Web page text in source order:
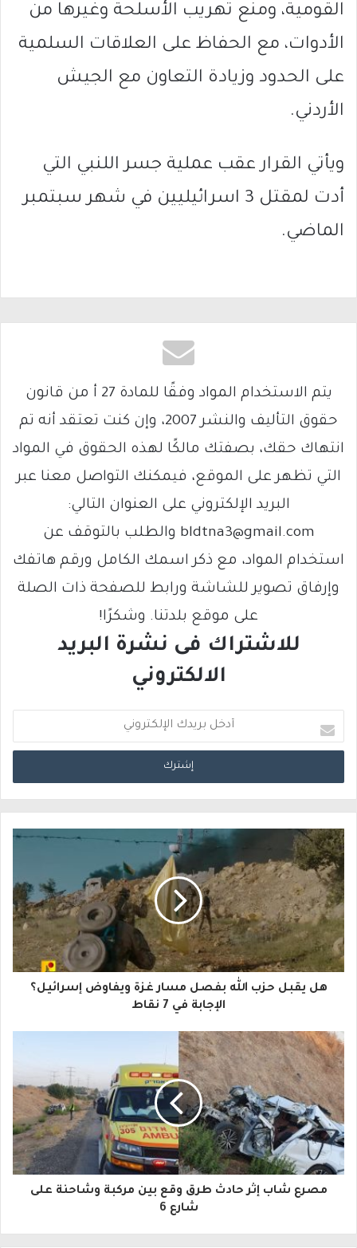
القومية، ومنع تهريب الأسلحة وغيرها من
الأدوات، مع الحفاظ على العلاقات السلمية
على الحدود وزيادة التعاون مع الجيش
الأردني.
ويأتي القرار عقب عملية جسر اللنبي التي
أدت لمقتل 3 اسرائيليين في شهر سبتمبر
الماضي.
يتم الاستخدام المواد وفقًا للمادة 27 أ من قانون
حقوق التأليف والنشر 2007، وإن كنت تعتقد أنه تم
انتهاك حقك، بصفتك مالكًا لهذه الحقوق في المواد
التي تظهر على الموقع، فيمكنك التواصل معنا عبر
البريد الإلكتروني على العنوان التالي:
bldtna3@gmail.com والطلب بالتوقف عن
استخدام المواد، مع ذكر اسمك الكامل ورقم هاتفك
وإرفاق تصوير للشاشة ورابط للصفحة ذات الصلة
على موقع بلدتنا. وشكرًا!
للاشتراك فى نشرة البريد
الالكتروني
د
خ
ب
ر
ي
د
ك
ا
إ
ل
ت
ر
و
هل يقبل حزب الله بفصل مسار غزة ويفاوض إسرائيل؟
الإجابة في 7 نقاط
مصرع شاب إثر حادث طرق وقع بين مركبة وشاحنة على
شارع 6